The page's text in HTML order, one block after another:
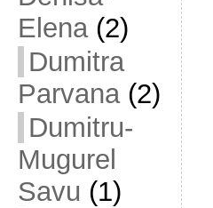
Elena(2)
Dumitra
Parvana(2)
Dumitru-
Mugurel
Savu (1)